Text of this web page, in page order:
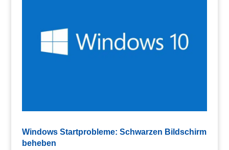
Windows Startprobleme: Schwarzen Bildschirm
beheben